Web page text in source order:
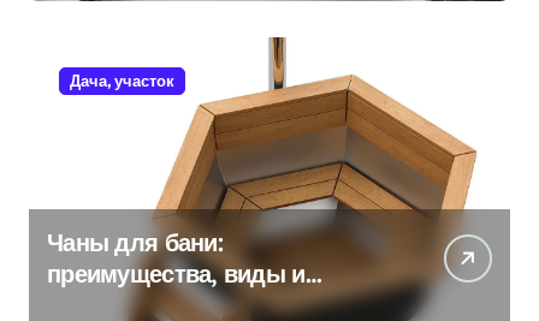
Дача, участок
Чаны для бани:
преимущества, виды и
особенности использования